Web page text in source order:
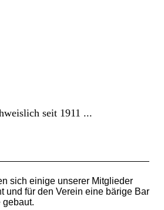
seit 1911 ...
sich einige unserer Mitglieder
und für den Verein eine bärige Bar
gebaut.